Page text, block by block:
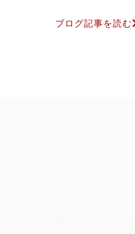
ブログ記事を読む